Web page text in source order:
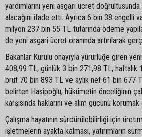
yardımlarını yeni asgari ücret doğrultusunda
alacağını ifade etti. Ayrıca 6 bin 38 engelli
milyon 237 bin 55 TL tutarında ödeme
de yeni asgari ücret oranında artırılarak
Bakanlar Kurulu onayıyla yürürlüğe giren
408,99 TL, günlük 3 bin 271,98 TL, haftalık
brüt 70 bin 893 TL ve aylık net 61 bin 677
belirten Hasipoğlu, hükümetin önceliğinin
karşısında haklarını ve alım gücünü
Çalışma hayatının sürdürülebilirliği için
işletmelerin ayakta kalması, yatırımların